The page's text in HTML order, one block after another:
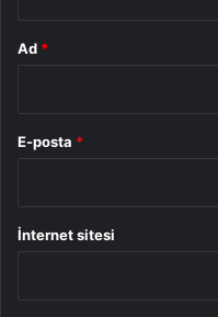
Ad *
E-posta *
İnternet sitesi